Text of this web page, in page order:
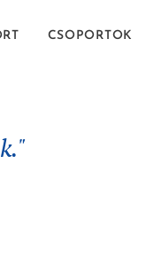
CSOPORTOK